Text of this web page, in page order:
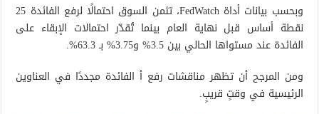
وبحسب بيانات أداة FedWatch، تثمن السوق احتمالًا لرفع الفائدة 25
نقطة أساس قبل نهاية العام بينما تُقدّر احتمالات الإبقاء على
الفائدة عند مستواها الحالي بين 3.5% و3.75% بـ 63.3%.
ومن المرجح أن تظهر مناقشات رفع أ الفائدة مجددًا في العناوين
الرئيسية في وقتٍ قريبٍ.